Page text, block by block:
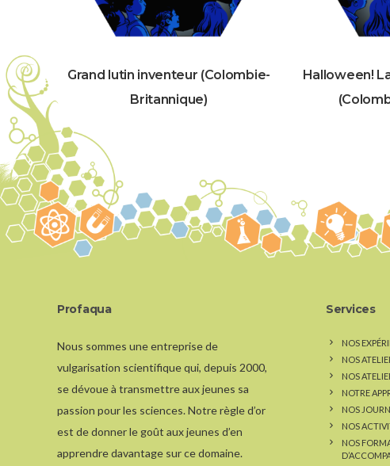
Grand lutin inventeur (Colombie-
Britannique)
Halloween!
Profaqua
Nous sommes une entreprise de
vulgarisation scientifique qui, depuis 2000,
se dévoue à transmettre aux jeunes sa
passion pour les sciences. Notre règle d’or
est de donner le goût aux jeunes d’en
apprendre davantage sur ce domaine.
Services
NOS
NOS
NOS
NOTRE
NOS
NOS
NOS